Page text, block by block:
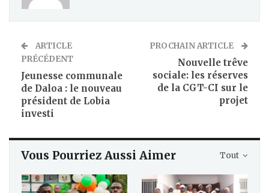
ARTICLE
PRÉCÉDENT
Jeunesse communale
de Daloa : le nouveau
président de Lobia
investi
PROCHAIN ARTICLE
Nouvelle trêve
sociale: les réserves
de la CGT-CI sur le
projet
Tout
Vous Pourriez Aussi Aimer